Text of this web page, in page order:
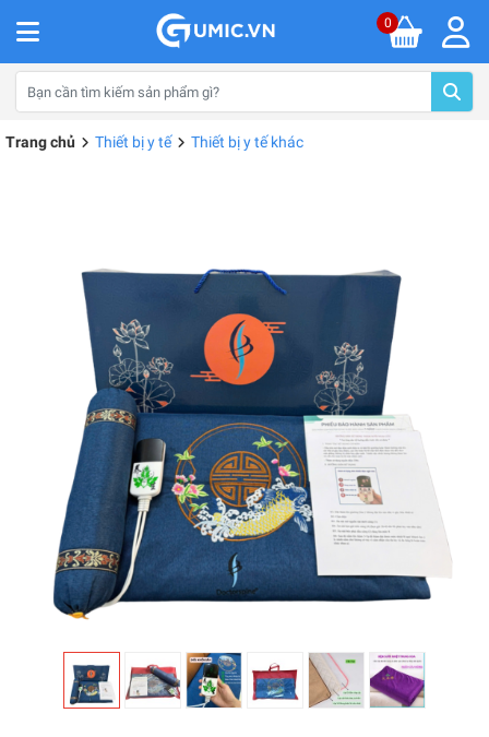
0
Trang chủ Thiết bị y tế Thiết bị y tế khác